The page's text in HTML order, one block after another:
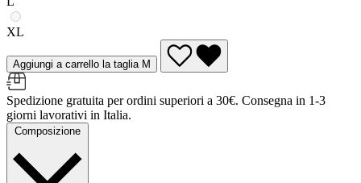
XL
Aggiungi a carrello la taglia M
Spedizione gratuita per ordini superiori a 30€. Consegna in 1-3
giorni lavorativi in Italia.
Composizione